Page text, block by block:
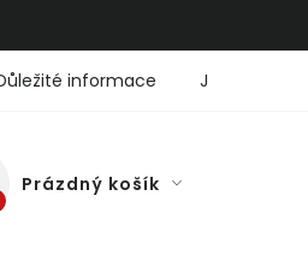
informace Jaký je
KOŠÍK
Prázdný košík